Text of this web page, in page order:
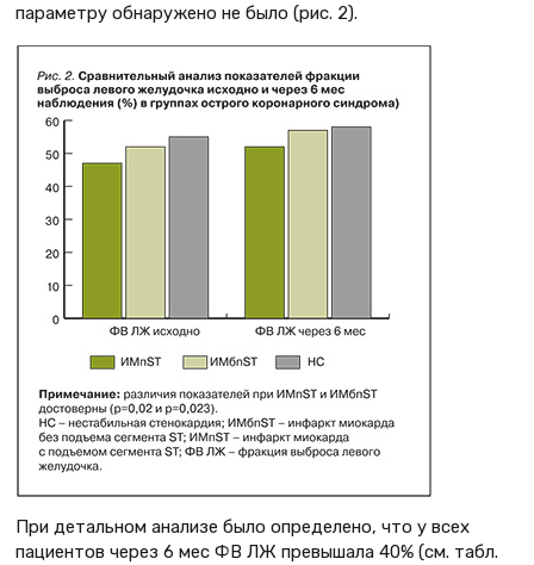
параметру обнаружено не было (рис. 2).
При детальном анализе было определено, что у всех
пациентов через 6 мес ФВ ЛЖ превышала 40% (см. табл.